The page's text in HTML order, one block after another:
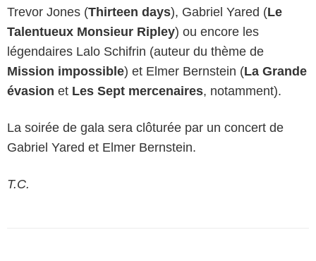
Trevor Jones (Thirteen days), Gabriel Yared (Le
Talentueux Monsieur Ripley) ou encore les
légendaires Lalo Schifrin (auteur du thème de
Mission impossible) et Elmer Bernstein (La Grande
évasion et Les Sept mercenaires, notamment).
La soirée de gala sera clôturée par un concert de
Gabriel Yared et Elmer Bernstein.
T.C.